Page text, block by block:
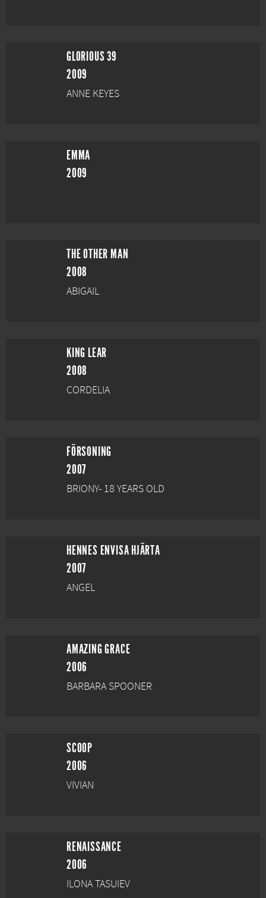
GLORIOUS 39
2009
ANNE KEYES
EMMA
2009
THE OTHER MAN
2008
ABIGAIL
KING LEAR
2008
CORDELIA
FÖRSONING
2007
BRIONY- 18 YEARS OLD
HENNES ENVISA HJÄRTA
2007
ANGEL
AMAZING GRACE
2006
BARBARA SPOONER
SCOOP
2006
VIVIAN
RENAISSANCE
2006
ILONA TASUIEV